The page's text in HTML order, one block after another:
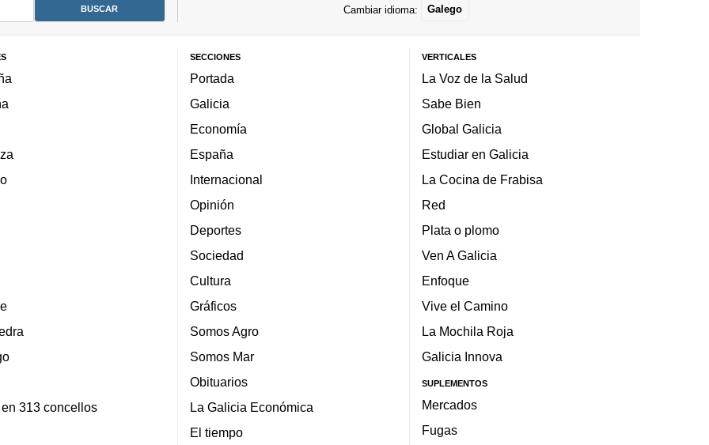
Cambiar idioma: Galego
313 concellos
SECCIONES
Portada
Galicia
Economía
España
Internacional
Opinión
Deportes
Sociedad
Cultura
Gráficos
Somos Agro
Somos Mar
Obituarios
La Galicia Económica
El tiempo
VERTICALES
La Voz de la Salud
Sabe Bien
Global Galicia
Estudiar en Galicia
La Cocina de Frabisa
Red
Plata o plomo
Ven A Galicia
Enfoque
Vive el Camino
La Mochila Roja
Galicia Innova
SUPLEMENTOS
Mercados
Fugas